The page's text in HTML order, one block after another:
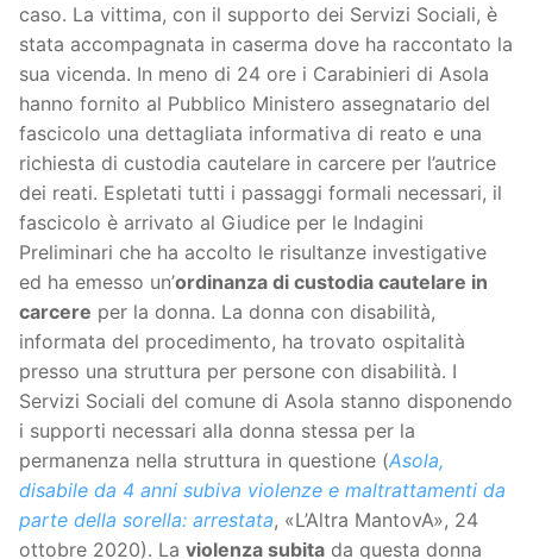
caso. La vittima, con il supporto dei Servizi Sociali, è
stata accompagnata in caserma dove ha raccontato la
sua vicenda. In meno di 24 ore i Carabinieri di Asola
hanno fornito al Pubblico Ministero assegnatario del
fascicolo una dettagliata informativa di reato e una
richiesta di custodia cautelare in carcere per l’autrice
dei reati. Espletati tutti i passaggi formali necessari, il
fascicolo è arrivato al Giudice per le Indagini
Preliminari che ha accolto le risultanze investigative
ed ha emesso un’ordinanza di custodia cautelare in
carcere per la donna. La donna con disabilità,
informata del procedimento, ha trovato ospitalità
presso una struttura per persone con disabilità. I
Servizi Sociali del comune di Asola stanno disponendo
i supporti necessari alla donna stessa per la
permanenza nella struttura in questione (Asola,
disabile da 4 anni subiva violenze e maltrattamenti da
parte della sorella: arrestata, «L’Altra MantovA», 24
ottobre 2020). La violenza subita da questa donna